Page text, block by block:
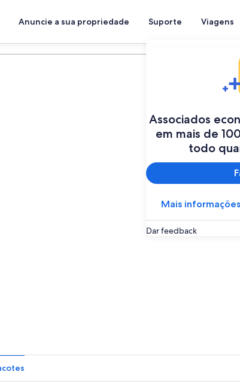
Anuncie a sua propriedade Suporte Viagens
Associados
em mais de
todo
Mais
Dar feedback